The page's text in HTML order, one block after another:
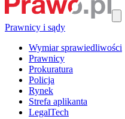
Prawnicy i sądy
Wymiar sprawiedliwości
Prawnicy
Prokuratura
Policja
Rynek
Strefa aplikanta
LegalTech